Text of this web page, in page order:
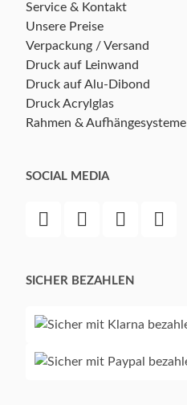
Service & Kontakt
Unsere Preise
Verpackung / Versand
Druck auf Leinwand
Druck auf Alu-Dibond
Druck Acrylglas
Rahmen & Aufhängesysteme
SOCIAL MEDIA
SICHER BEZAHLEN